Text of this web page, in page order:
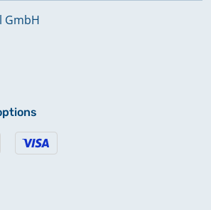
GmbH